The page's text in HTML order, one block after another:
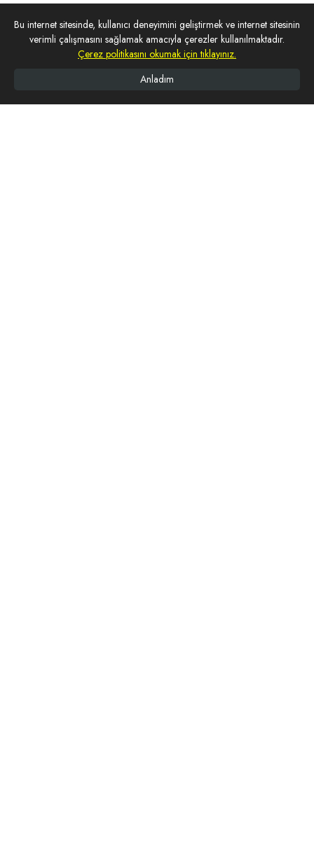
Kişisel Verilere İlişkin Aydınlatma Metni
Mesafeli Satış Sözleşmesi
Bu internet sitesinde, kullanıcı deneyimini geliştirmek ve internet sitesinin
verimli çalışmasını sağlamak amacıyla çerezler kullanılmaktadır.
Çerez politikasını okumak için tıklayınız.
Anladım